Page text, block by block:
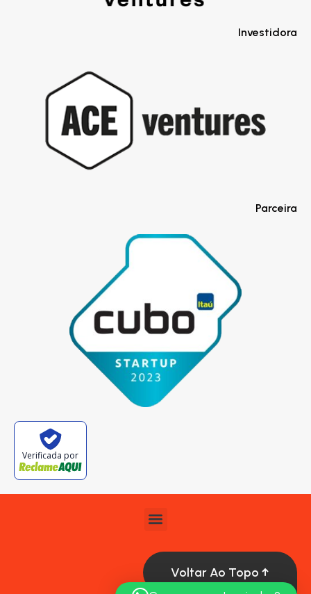
Investidora
Parceira
Verificada por
Voltar Ao Topo ↑